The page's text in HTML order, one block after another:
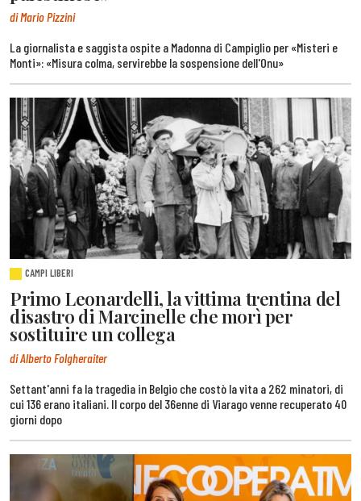
di Mario Pizzini
La giornalista e saggista ospite a Madonna di Campiglio per «Misteri e
Monti»: «Misura colma, servirebbe la sospensione dell'Onu»
CAMPI LIBERI
Primo Leonardelli, la vittima trentina del
disastro di Marcinelle che morì per
sostituire un collega
di Alberto Folgheraiter
Settant'anni fa la tragedia in Belgio che costò la vita a 262 minatori, di
cui 136 erano italiani. Il corpo del 36enne di Viarago venne recuperato 40
giorni dopo